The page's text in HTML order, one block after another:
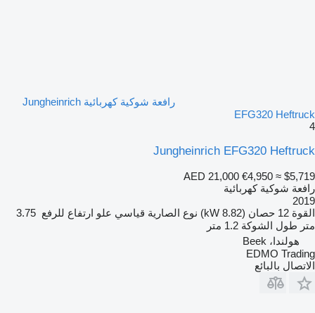
رافعة شوكية كهربائية Jungheinrich
EFG320 Heftruck
4
Jungheinrich EFG320 Heftruck
AED 21,000 €4,950 ≈ $5,719
رافعة شوكية كهربائية
2019
القوة 12 حصان (8.82 kW) نوع الصارية قياسي علو ارتفاع للرفع 3.75
متر طول الشوكة 1.2 متر
هولندا، Beek
EDMO Trading
الاتصال بالبائع